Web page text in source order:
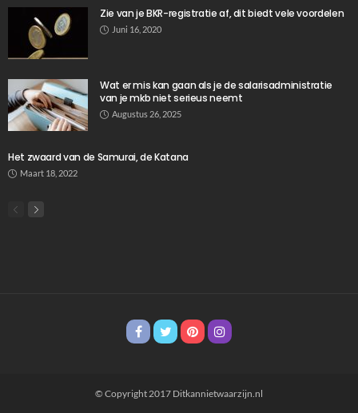
Zie van je BKR-registratie af, dit biedt vele voordelen
Juni 16, 2020
Wat er mis kan gaan als je de salarisadministratie
van je mkb niet serieus neemt
Augustus 26, 2025
Het zwaard van de Samurai, de Katana
Maart 18, 2022
© Copyright 2017 Ditkannietwaarzijn.nl